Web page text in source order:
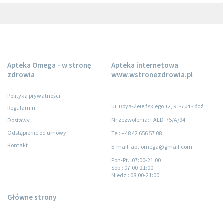
Apteka Omega - w stronę
zdrowia
Polityka prywatności
Regulamin
Dostawy
Odstąpienie od umowy
Kontakt
Apteka internetowa
www.wstronezdrowia.pl
ul. Boya-Żeleńskiego 12, 91-704 Łódź
Nr zezwolenia: FALD-75/A/94
Tel: +48 42 656 57 08
E-mail: apt.omega@gmail.com
Pon-Pt.: 07:00-21:00
Sob.: 07:00-21:00
Niedz.: 08:00-21:00
Główne strony